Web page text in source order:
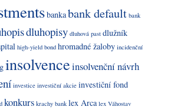
bankabank default bank
dluhopisy dluhová past dlužník
high-yield bond hromadné žaloby incidenční
insolvenceinsolvenční návrh
investice investiční akcie investiční fond
konkurs krachy bank lex Arca lex Váhostav